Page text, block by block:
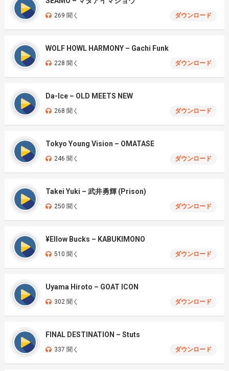
269 聞く ダウンロード
WOLF HOWL HARMONY – Gachi Funk
228 聞く ダウンロード
Da-Ice – OLD MEETS NEW
268 聞く ダウンロード
Tokyo Young Vision – OMATASE
246 聞く ダウンロード
Takei Yuki – 武井勇輝 (Prison)
250 聞く ダウンロード
¥Ellow Bucks – KABUKIMONO
510 聞く ダウンロード
Uyama Hiroto – GOAT ICON
302 聞く ダウンロード
FINAL DESTINATION – Stuts
337 聞く ダウンロード